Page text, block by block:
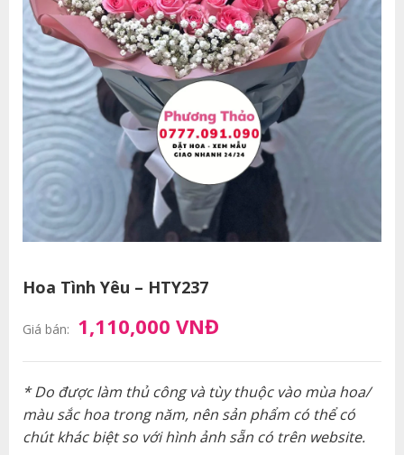
Hoa Tình Yêu – HTY237
Giá bán: 1,110,000 VNĐ
* Do được làm thủ công và tùy thuộc vào mùa hoa/
màu sắc hoa trong năm, nên sản phẩm có thể có
chút khác biệt so với hình ảnh sẵn có trên website.